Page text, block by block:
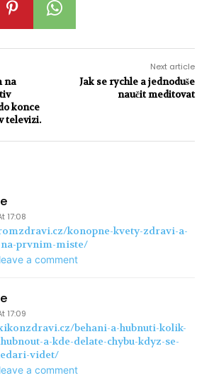
na
konce
televizi.
Next article
Jak se rychle a jednoduše
naučit meditovat
17:08
konopne-kvety-zdravi-a-
prvnim-miste/
a comment
17:09
behani-a-hubnuti-kolik-
a-kde-delate-chybu-kdyz-se-
videt/
a comment